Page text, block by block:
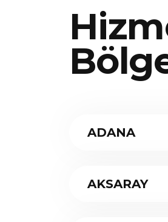
ADANA
AKSARAY